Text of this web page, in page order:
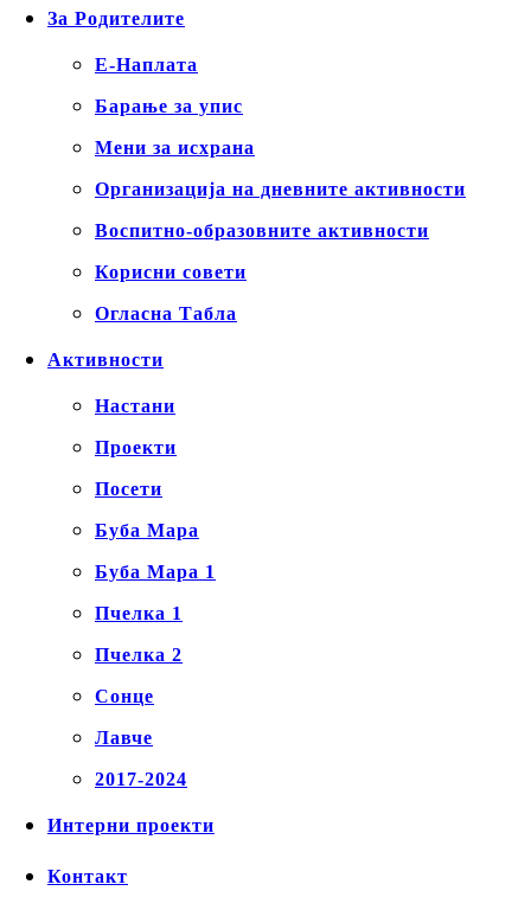
За Родителите
Е-Наплата
Барање за упис
Мени за исхрана
Организација на дневните активности
Воспитно-образовните активности
Корисни совети
Огласна Табла
Активности
Настани
Проекти
Посети
Буба Мара
Буба Мара 1
Пчелка 1
Пчелка 2
Сонце
Лавче
2017-2024
Интерни проекти
Контакт